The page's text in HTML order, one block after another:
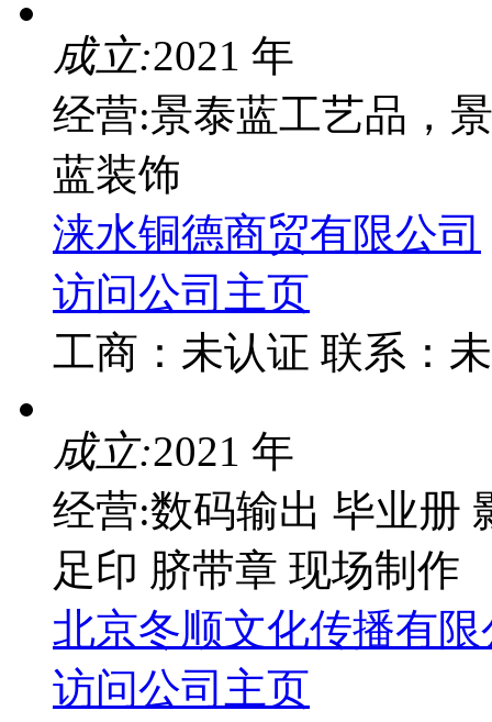
成立:2021 年
经营:景泰蓝工艺品，
蓝装饰
涞水铜德商贸有限公司
访问公司主页
工商： 未认证 联系：
成立:2021 年
经营:数码输出 毕业册
足印 脐带章 现场制作
北京冬顺文化传播有限
访问公司主页